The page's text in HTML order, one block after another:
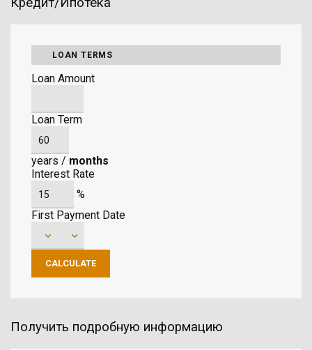
LOAN TERMS
Loan Amount
Loan Term
years / months
Interest Rate
%
First Payment Date
Получить подробную информацию